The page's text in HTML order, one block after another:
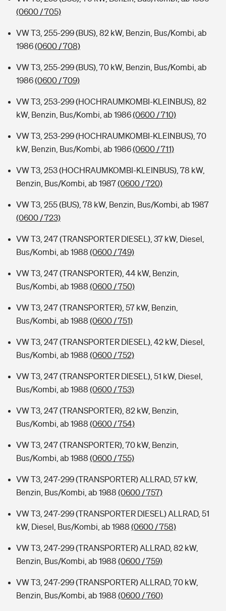
(0600 / 705)
VW T3, 255-299 (BUS), 82 kW, Benzin, Bus/Kombi, ab
1986(0600 / 708)
VW T3, 255-299 (BUS), 70 kW, Benzin, Bus/Kombi, ab
1986(0600 / 709)
VW T3, 253-299 (HOCHRAUMKOMBI-KLEINBUS), 82
kW, Benzin, Bus/Kombi, ab 1986(0600 / 710)
VW T3, 253-299 (HOCHRAUMKOMBI-KLEINBUS), 70
kW, Benzin, Bus/Kombi, ab 1986(0600 / 711)
VW T3, 253 (HOCHRAUMKOMBI-KLEINBUS), 78 kW,
Benzin, Bus/Kombi, ab 1987(0600 / 720)
VW T3, 255 (BUS), 78 kW, Benzin, Bus/Kombi, ab 1987
(0600 / 723)
VW T3, 247 (TRANSPORTER DIESEL), 37 kW, Diesel,
Bus/Kombi, ab 1988 (0600 / 749)
VW T3, 247 (TRANSPORTER), 44 kW, Benzin,
Bus/Kombi, ab 1988 (0600 / 750)
VW T3, 247 (TRANSPORTER), 57 kW, Benzin,
Bus/Kombi, ab 1988 (0600 / 751)
VW T3, 247 (TRANSPORTER DIESEL), 42 kW, Diesel,
Bus/Kombi, ab 1988 (0600 / 752)
VW T3, 247 (TRANSPORTER DIESEL), 51 kW, Diesel,
Bus/Kombi, ab 1988 (0600 / 753)
VW T3, 247 (TRANSPORTER), 82 kW, Benzin,
Bus/Kombi, ab 1988 (0600 / 754)
VW T3, 247 (TRANSPORTER), 70 kW, Benzin,
Bus/Kombi, ab 1988 (0600 / 755)
VW T3, 247-299 (TRANSPORTER) ALLRAD, 57 kW,
Benzin, Bus/Kombi, ab 1988 (0600 / 757)
VW T3, 247-299 (TRANSPORTER DIESEL) ALLRAD, 51
kW, Diesel, Bus/Kombi, ab 1988 (0600 / 758)
VW T3, 247-299 (TRANSPORTER) ALLRAD, 82 kW,
Benzin, Bus/Kombi, ab 1988 (0600 / 759)
VW T3, 247-299 (TRANSPORTER) ALLRAD, 70 kW,
Benzin, Bus/Kombi, ab 1988 (0600 / 760)